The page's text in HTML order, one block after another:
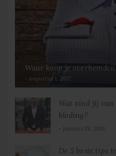
Waar koop je
augustus 1, 2017
Wat vind jij van
kleding?
januari 29, 2018
De 5 beste tips